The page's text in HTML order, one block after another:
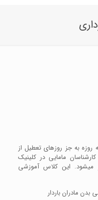
روزه به جز روزهای تعطیل از
توسط کارشناسان مامایی در کلینیک
میشود. این کلاس آموزشی
مادران باردار